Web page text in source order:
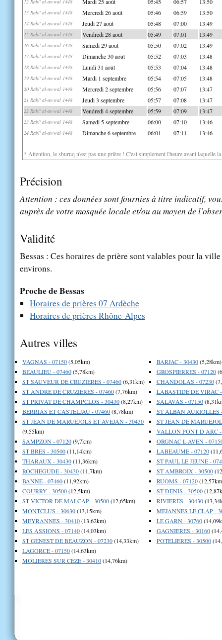
12 Rabi' al-awwal 1448
13 Rabi' al-awwal 1448 Mercredi 26 août 05:46 06:59 13:50
14 Rabi' al-awwal 1448 Jeudi 27 août 05:48 07:00 13:49
15 Rabi' al-awwal 1448 Vendredi 28 août 05:49 07:01 13:49
16 Rabi' al-awwal 1448 Samedi 29 août 05:50 07:02 13:49
17 Rabi' al-awwal 1448 Dimanche 30 août 05:52 07:03 13:48
18 Rabi' al-awwal 1448 Lundi 31 août 05:53 07:04 13:48
19 Rabi' al-awwal 1448 Mardi 1 septembre 05:54 07:05 13:48
20 Rabi' al-awwal 1448 Mercredi 2 septembre 05:56 07:07 13:47
21 Rabi' al-awwal 1448 Jeudi 3 septembre 05:57 07:08 13:47
22 Rabi' al-awwal 1448 Vendredi 4 septembre 05:59 07:09 13:47
23 Rabi' al-awwal 1448 Samedi 5 septembre 06:00 07:10 13:46
24 Rabi' al-awwal 1448 Dimanche 6 septembre 06:01 07:11 13:46
* Attention, le shuruq n'est pas une prière ! C'est simplement l'heure avant laquelle
Précision
Attention : ces données sont fournies à titre indicatif,
auprès de votre mosquée locale et/ou au moyen de
Validité
Bessas : Ces horaires de prière sont valables pour la
environs.
Proche de Bessas
Horaires de prières 07 Ardèche
Horaires de prières Rhône-Alpes
Autres villes
VAGNAS - 07150(5,05km)
BEAULIEU - 07460(5,78km)
ST SAUVEUR DE CRUZIERES - 07460(6,31km)
ST ANDRE DE CRUZIERES - 07460(7,76km)
ST PRIVAT DE CHAMPCLOS - 30430(8,27km)
BERRIAS ET CASTELJAU - 07460(8,78km)
ST JEAN DE MARUEJOLS ET AVEJAN - 30430
(9,55km)
SAMPZON - 07120(9,7km)
ST BRES - 30500(11,14km)
THARAUX - 30430(11,36km)
ROCHEGUDE - 30430(11,7km)
BANNE - 07460(11,92km)
COURRY - 30500(12,5km)
ST VICTOR DE MALCAP - 30500(12,65km)
MONTCLUS - 30630(13,15km)
MEYRANNES - 30410(13,62km)
LES ASSIONS - 07140(14,03km)
ST GENEST DE BEAUZON - 07230(14,33km)
LAGORCE - 07150(14,63km)
MOLIERES SUR CEZE - 30410(14,76km)
BARJAC - 30430(5,28km)
GROSPIERRES - 07120
CHANDOLAS - 07230
LABASTIDE DE VIRAC
SALAVAS - 07150
ST ALBAN AURIOLLES
ST JEAN DE
VALLON PONT D ARC -
ORGNAC L AVEN -
LABEAUME - 07120
ST PAUL LE JEUNE -
ST AMBROIX - 30500
RUOMS - 07120
ST DENIS - 30500
RIVIERES - 30430
MEJANNES LE CLAP -
LE GARN - 30760
GAGNIERES - 30160
POTELIERES - 30500